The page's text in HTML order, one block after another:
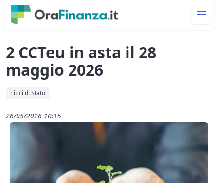
2 CCTeu in asta il 28
maggio 2026
Titoli di Stato
26/05/2026 10:15